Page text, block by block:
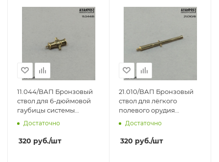
11.044/BАП Бронзовый
ствол для 6-дюймовой
гаубицы системы
Грибоваля Аванпост
Достаточно
320 руб./шт
21.010/BАП Бронзовый
ствол для лёгкого
полевого орудия
Аванпост
Достаточно
320 руб./шт